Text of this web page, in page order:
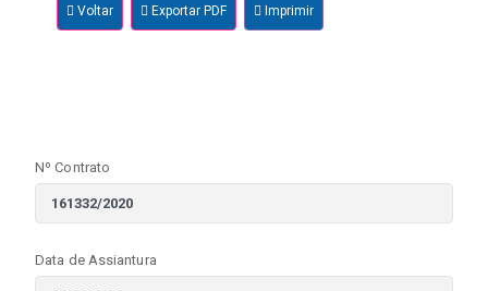
Voltar Exportar PDF Imprimir
Nº Contrato
Data de Assiantura